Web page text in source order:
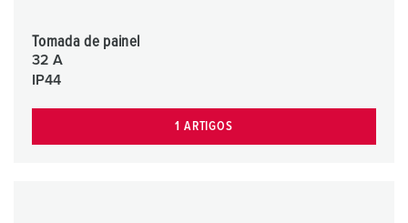
Tomada de painel
32 A
IP44
1 ARTIGOS